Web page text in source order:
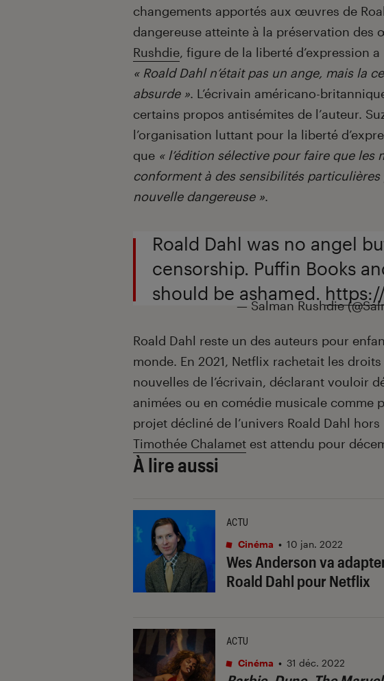
changements apportés aux œuvres de
dangereuse atteinte à la préservation des
Rushdie, figure de la liberté d’expression
« Roald Dahl n’était pas un ange, mais la
absurde ». L’écrivain américano-
certains propos antisémites de l’auteur.
l’organisation luttant pour la liberté
que « l’édition sélective pour faire que les
conforment à des sensibilités
nouvelle dangereuse ».
Roald Dahl was no angel
censorship. Puffin Books
should be ashamed.
— Salman Rushdie
Roald Dahl reste un des auteurs pour
monde. En 2021, Netflix rachetait les
nouvelles de l’écrivain, déclarant vouloir
animées ou en comédie musicale comme
projet décliné de l’univers Roald Dahl
Timothée Chalamet est attendu pour
À lire aussi
Wes Anderson va
Roald Dahl pour Netflix
ACTU
Cinéma • 10 jan. 2022
ACTU
Cinéma • 31 déc. 2022